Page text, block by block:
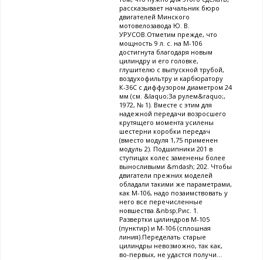
рассказывает начальник бюро
двигателей Минского
мотовелозавода Ю. В.
УРУСОВ.Отметим прежде, что
мощность 9 л. с. на М-106
достигнута благодаря новым
цилиндру и его головке,
глушителю с выпускной трубой,
воздухофильтру и карбюратору
К-36С с диффузором диаметром 24
мм (см. &laquo;За рулем&raquo;,
1972, № 1). Вместе с этим для
надежной передачи возросшего
крутящего момента усилены
шестерни коробки передач
(вместо модуля 1,75 применен
модуль 2). Подшипники 201 в
ступицах колес заменены более
выносливыми &mdash; 202. Чтобы
двигатели прежних моделей
обладали такими же параметрами,
как М-106, надо позаимствовать у
него все перечисленные
новшества.&nbsp;Рис. 1.
Развертки цилиндров М-105
(пунктир) и М-106 (сплошная
линия).Переделать старые
цилиндры невозможно, так как,
во-первых, не удастся получи...